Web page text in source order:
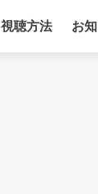
視聴方法 お